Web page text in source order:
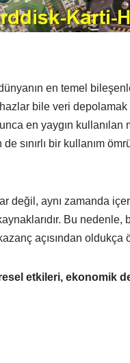
en temel
bile veri
en yaygın kullanılan
sınırlı bir kullanım
değil, aynı zamanda
Bu nedenle,
açısından oldukça
etkileri, ekonomik